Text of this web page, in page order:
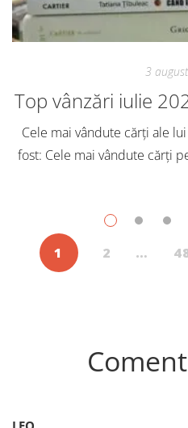
3
Top vânzări iulie
Cele mai vândute cărți ale
fost: Cele mai vândute cărți
1 2 …